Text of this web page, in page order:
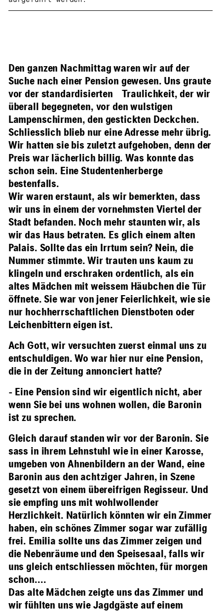
Den ganzen Nachmittag waren wir auf der
Suche nach einer Pension gewesen. Uns graute
vor der standardisierten Traulichkeit, der wir
überall begegneten, vor den wulstigen
Lampenschirmen, den gestickten Deckchen.
Schliesslich blieb nur eine Adresse mehr übrig.
Wir hatten sie bis zuletzt aufgehoben, denn der
Preis war lächerlich billig. Was konnte das
schon sein. Eine Studentenherberge
bestenfalls.
Wir waren erstaunt, als wir bemerkten, dass
wir uns in einem der vornehmsten Viertel der
Stadt befanden. Noch mehr staunten wir, als
wir das Haus betraten. Es glich einem alten
Palais. Sollte das ein Irrtum sein? Nein, die
Nummer stimmte. Wir trauten uns kaum zu
klingeln und erschraken ordentlich, als ein
altes Mädchen mit weissem Häubchen die Tür
öffnete. Sie war von jener Feierlichkeit, wie sie
nur hochherrschaftlichen Dienstboten oder
Leichenbittern eigen ist.
Ach Gott, wir versuchten zuerst einmal uns zu
entschuldigen. Wo war hier nur eine Pension,
die in der Zeitung annonciert hatte?
- Eine Pension sind wir eigentlich nicht, aber
wenn Sie bei uns wohnen wollen, die Baronin
ist zu sprechen.
Gleich darauf standen wir vor der Baronin. Sie
sass in ihrem Lehnstuhl wie in einer Karosse,
umgeben von Ahnenbildern an der Wand, eine
Baronin aus den achtziger Jahren, in Szene
gesetzt von einem übereifrigen Regisseur. Und
sie empfing uns mit wohlwollender
Herzlichkeit. Natürlich könnten wir ein Zimmer
haben, ein schönes Zimmer sogar war zufällig
frei. Emilia sollte uns das Zimmer zeigen und
die Nebenräume und den Speisesaal, falls wir
uns gleich entschliessen möchten, für morgen
schon....
Das alte Mädchen zeigte uns das Zimmer und
wir fühlten uns wie Jagdgäste auf einem